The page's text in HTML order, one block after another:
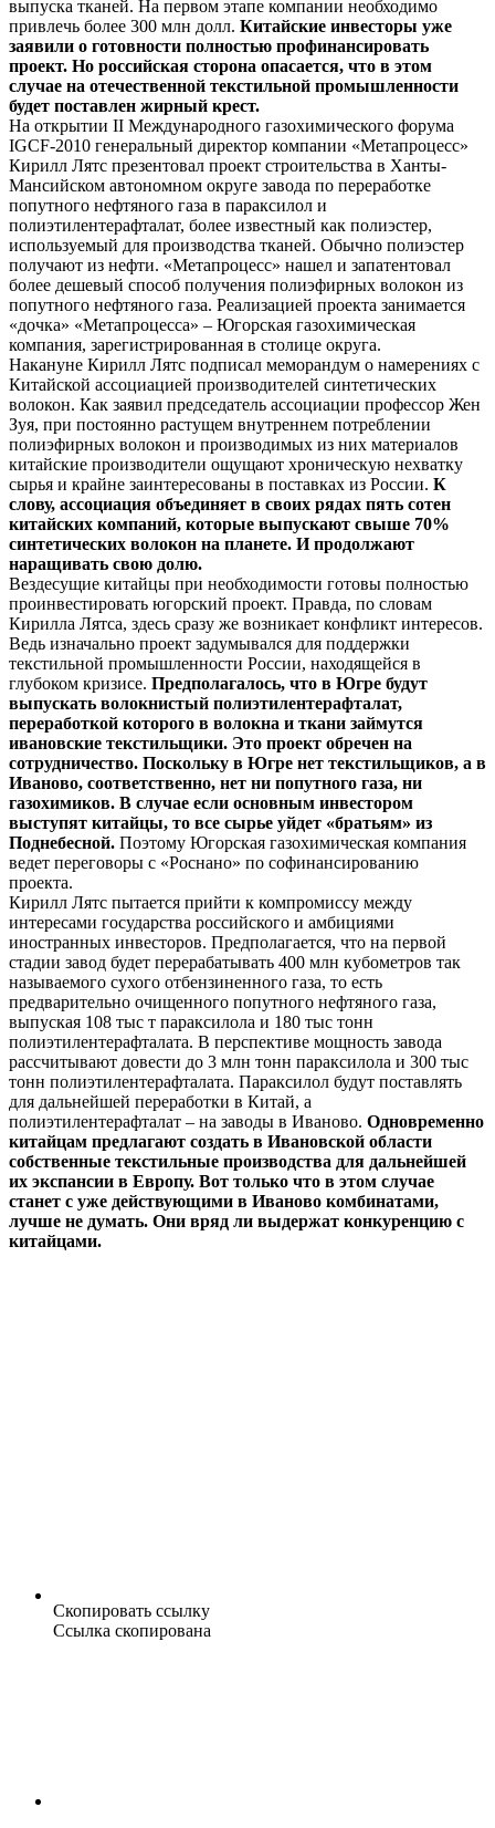
выпуска тканей. На первом этапе компании необходимо
привлечь более 300 млн долл. Китайские инвесторы уже
заявили о готовности полностью профинансировать
проект. Но российская сторона опасается, что в этом
случае на отечественной текстильной промышленности
будет поставлен жирный крест.
На открытии II Международного газохимического форума
IGCF-2010 генеральный директор компании «Метапроцесс»
Кирилл Лятс презентовал проект строительства в Ханты-
Мансийском автономном округе завода по переработке
попутного нефтяного газа в параксилол и
полиэтилентерафталат, более известный как полиэстер,
используемый для производства тканей. Обычно полиэстер
получают из нефти. «Метапроцесс» нашел и запатентовал
более дешевый способ получения полиэфирных волокон из
попутного нефтяного газа. Реализацией проекта занимается
«дочка» «Метапроцесса» – Югорская газохимическая
компания, зарегистрированная в столице округа.
Накануне Кирилл Лятс подписал меморандум о намерениях с
Китайской ассоциацией производителей синтетических
волокон. Как заявил председатель ассоциации профессор Жен
Зуя, при постоянно растущем внутреннем потреблении
полиэфирных волокон и производимых из них материалов
китайские производители ощущают хроническую нехватку
сырья и крайне заинтересованы в поставках из России. К
слову, ассоциация объединяет в своих рядах пять сотен
китайских компаний, которые выпускают свыше 70%
синтетических волокон на планете. И продолжают
наращивать свою долю.
Вездесущие китайцы при необходимости готовы полностью
проинвестировать югорский проект. Правда, по словам
Кирилла Лятса, здесь сразу же возникает конфликт интересов.
Ведь изначально проект задумывался для поддержки
текстильной промышленности России, находящейся в
глубоком кризисе. Предполагалось, что в Югре будут
выпускать волокнистый полиэтилентерафталат,
переработкой которого в волокна и ткани займутся
ивановские текстильщики. Это проект обречен на
сотрудничество. Поскольку в Югре нет текстильщиков, а в
Иваново, соответственно, нет ни попутного газа, ни
газохимиков. В случае если основным инвестором
выступят китайцы, то все сырье уйдет «братьям» из
Поднебесной. Поэтому Югорская газохимическая компания
ведет переговоры с «Роснано» по софинансированию
проекта.
Кирилл Лятс пытается прийти к компромиссу между
интересами государства российского и амбициями
иностранных инвесторов. Предполагается, что на первой
стадии завод будет перерабатывать 400 млн кубометров так
называемого сухого отбензиненного газа, то есть
предварительно очищенного попутного нефтяного газа,
выпуская 108 тыс т параксилола и 180 тыс тонн
полиэтилентерафталата. В перспективе мощность завода
рассчитывают довести до 3 млн тонн параксилола и 300 тыс
тонн полиэтилентерафталата. Параксилол будут поставлять
для дальнейшей переработки в Китай, а
полиэтилентерафталат – на заводы в Иваново. Одновременно
китайцам предлагают создать в Ивановской области
собственные текстильные производства для дальнейшей
их экспансии в Европу. Вот только что в этом случае
станет с уже действующими в Иваново комбинатами,
лучше не думать. Они вряд ли выдержат конкуренцию с
китайцами.
Скопировать ссылку
Ссылка скопирована